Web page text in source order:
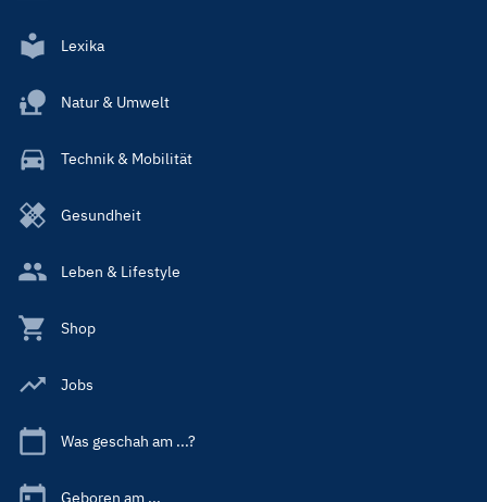
Lexika
Natur & Umwelt
Technik & Mobilität
Gesundheit
Leben & Lifestyle
Shop
Jobs
Was geschah am ...?
Geboren am ...